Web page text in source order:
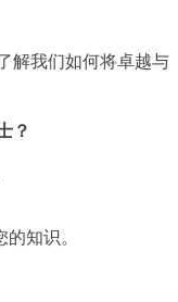
解我们如何将卓越与
？
知识。